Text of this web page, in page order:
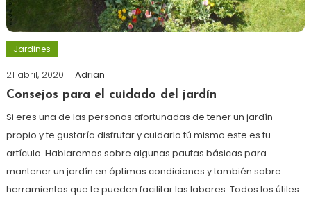
Jardines
21 abril, 2020
Adrian
Consejos para el cuidado del jardín
Si eres una de las personas afortunadas de tener un jardín
propio y te gustaría disfrutar y cuidarlo tú mismo este es tu
artículo. Hablaremos sobre algunas pautas básicas para
mantener un jardín en óptimas condiciones y también sobre
herramientas que te pueden facilitar las labores. Todos los útiles